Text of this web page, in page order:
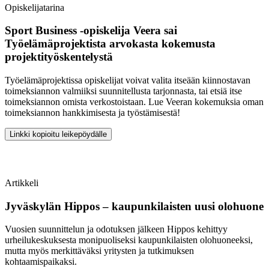
Opiskelijatarina
Sport Business -opiskelija Veera sai
Työelämäprojektista arvokasta kokemusta
projektityöskentelystä
Työelämäprojektissa opiskelijat voivat valita itseään kiinnostavan
toimeksiannon valmiiksi suunnitellusta tarjonnasta, tai etsiä itse
toimeksiannon omista verkostoistaan. Lue Veeran kokemuksia oman
toimeksiannon hankkimisesta ja työstämisestä!
Linkki kopioitu leikepöydälle
Artikkeli
Jyväskylän Hippos – kaupunkilaisten uusi olohuone
Vuosien suunnittelun ja odotuksen jälkeen Hippos kehittyy
urheilukeskuksesta monipuoliseksi kaupunkilaisten olohuoneeksi,
mutta myös merkittäväksi yritysten ja tutkimuksen
kohtaamispaikaksi.